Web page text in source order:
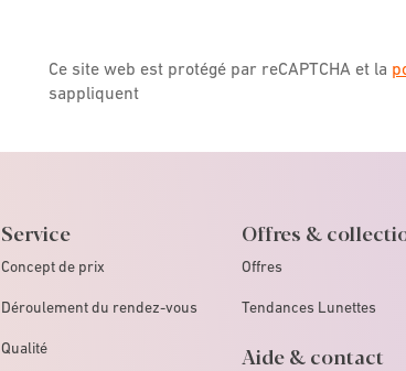
Ce site web est protégé par reCAPTCHA et la
sappliquent
Service
Concept de prix
Déroulement du rendez-vous
Qualité
Offres &
Offres
Tendances Lunettes
Aide & contact